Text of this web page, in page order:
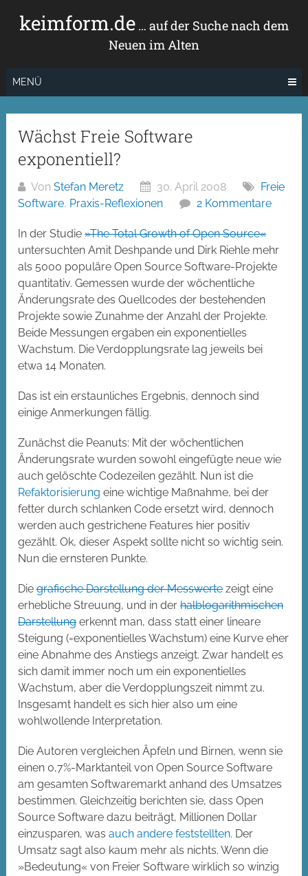
Inhaltkeimform.de… auf der Suche nach dem
Neuen im Alten
MENÜ
Wächst Freie Software
exponentiell?
VonStefan Meretz 30. April 2008
Freie
Software, Praxis-Reflexionen 2 Kommentare
In der Studie»The Total Growth of Open Source«
untersuchten Amit Deshpande und Dirk Riehle mehr
als 5000 populäre Open Source Software-Projekte
quantitativ. Gemessen wurde der wöchentliche
Änderungsrate des Quellcodes der bestehenden
Projekte sowie Zunahme der Anzahl der Projekte.
Beide Messungen ergaben ein exponentielles
Wachstum. Die Verdopplungsrate lag jeweils bei
etwa 14 Monaten.
Das ist ein erstaunliches Ergebnis, dennoch sind
einige Anmerkungen fällig.
Zunächst die Peanuts: Mit der wöchentlichen
Änderungsrate wurden sowohl eingefügte neue wie
auch gelöschte Codezeilen gezählt. Nun ist die
Refaktorisierung eine wichtige Maßnahme, bei der
fetter durch schlanken Code ersetzt wird, dennoch
werden auch gestrichene Features hier positiv
gezählt. Ok, dieser Aspekt sollte nicht so wichtig sein.
Nun die ernsteren Punkte.
Diegrafische Darstellung der Messwertezeigt eine
erhebliche Streuung, und in derhalblogarithmischen
Darstellungerkennt man, dass statt einer lineare
Steigung (=exponentielles Wachstum) eine Kurve eher
eine Abnahme des Anstiegs anzeigt. Zwar handelt es
sich damit immer noch um ein exponentielles
Wachstum, aber die Verdopplungszeit nimmt zu.
Insgesamt handelt es sich hier also um eine
wohlwollende Interpretation.
Die Autoren vergleichen Äpfeln und Birnen, wenn sie
einen 0,7%-Marktanteil von Open Source Software
am gesamten Softwaremarkt anhand des Umsatzes
bestimmen. Gleichzeitig berichten sie, dass Open
Source Software dazu beiträgt, Millionen Dollar
einzusparen, wasauch andere feststellten. Der
Umsatz sagt also kaum mehr als nichts. Wenn die
»Bedeutung« von Freier Software wirklich so winzig